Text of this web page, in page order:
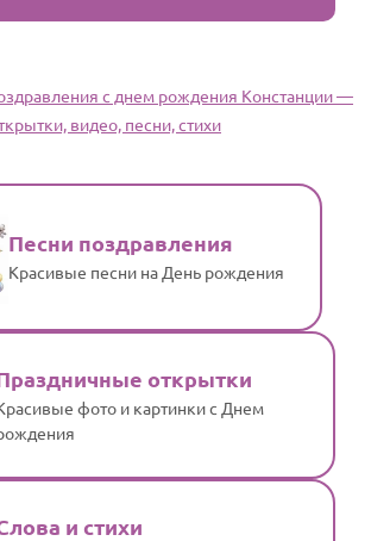
с днем рождения Констанции —
видео, песни, стихи
Песни поздравления
Красивые песни на День рождения
открытки
фото и картинки с Днем
и стихи